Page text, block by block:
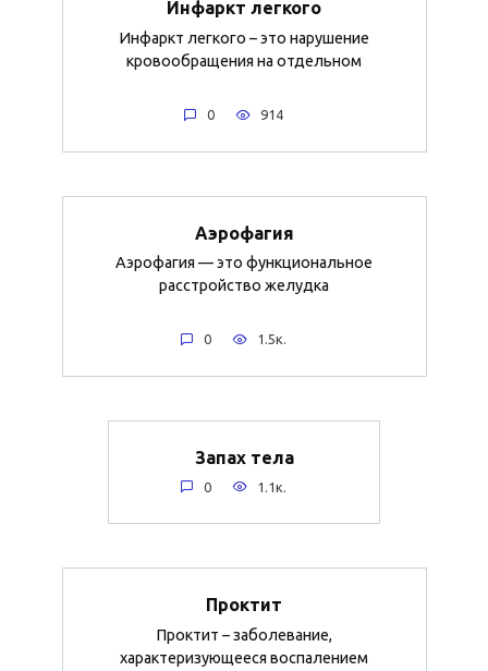
Инфаркт легкого
Инфаркт легкого – это нарушение
кровообращения на отдельном
0 914
Аэрофагия
Аэрофагия — это функциональное
расстройство желудка
0 1.5к.
Запах тела
0 1.1к.
Проктит
Проктит – заболевание,
характеризующееся воспалением